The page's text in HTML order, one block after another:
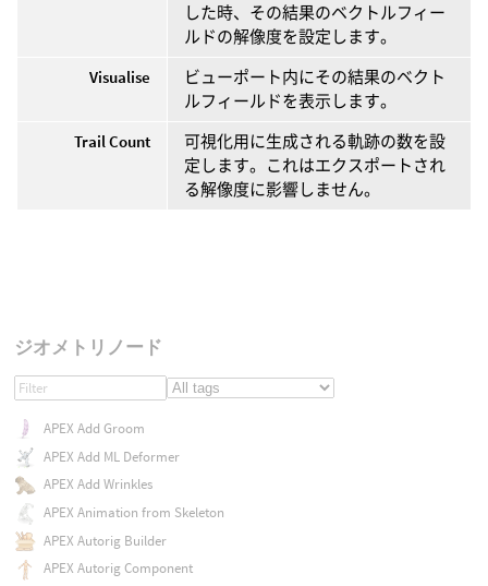
した時、その結果のベクトルフィー
ルドの解像度を設定します。
Visualise
ビューポート内にその結果のベクト
ルフィールドを表示します。
Trail Count
可視化用に生成される軌跡の数を設
定します。これはエクスポートされ
る解像度に影響しません。
ジオメトリノード
APEX Add Groom
APEX Add ML Deformer
APEX Add Wrinkles
APEX Animation from Skeleton
APEX Autorig Builder
APEX Autorig Component